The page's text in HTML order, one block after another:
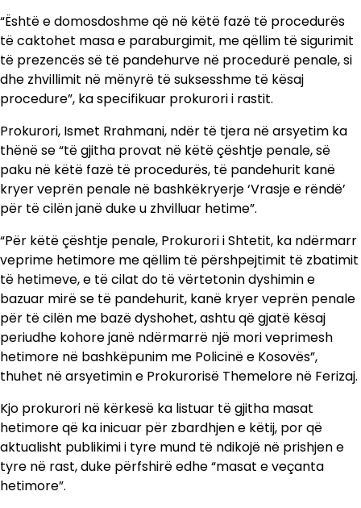
“Është e domosdoshme që në këtë fazë të procedurës
të caktohet masa e paraburgimit, me qëllim të sigurimit
të prezencës së të pandehurve në procedurë penale, si
dhe zhvillimit në mënyrë të suksesshme të kësaj
procedure”, ka specifikuar prokurori i rastit.
Prokurori, Ismet Rrahmani, ndër të tjera në arsyetim ka
thënë se “të gjitha provat në këtë çështje penale, së
paku në këtë fazë të procedurës, të pandehurit kanë
kryer veprën penale në bashkëkryerje ‘Vrasje e rëndë’
për të cilën janë duke u zhvilluar hetime”.
“Për këtë çështje penale, Prokurori i Shtetit, ka ndërmarr
veprime hetimore me qëllim të përshpejtimit të zbatimit
të hetimeve, e të cilat do të vërtetonin dyshimin e
bazuar mirë se të pandehurit, kanë kryer veprën penale
për të cilën me bazë dyshohet, ashtu që gjatë kësaj
periudhe kohore janë ndërmarrë një mori veprimesh
hetimore në bashkëpunim me Policinë e Kosovës”,
thuhet në arsyetimin e Prokurorisë Themelore në Ferizaj.
Kjo prokurori në kërkesë ka listuar të gjitha masat
hetimore që ka inicuar për zbardhjen e këtij, por që
aktualisht publikimi i tyre mund të ndikojë në prishjen e
tyre në rast, duke përfshirë edhe “masat e veçanta
hetimore”.